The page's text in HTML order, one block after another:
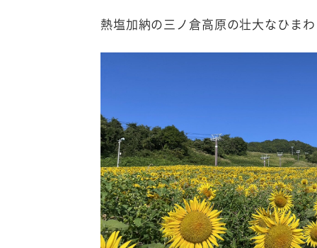
熱塩加納の三ノ倉高原の壮大なひま